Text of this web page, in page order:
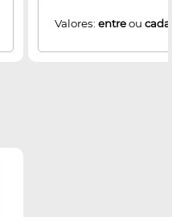
Valores: entreou